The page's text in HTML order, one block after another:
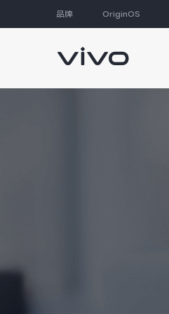
品牌 OriginOS